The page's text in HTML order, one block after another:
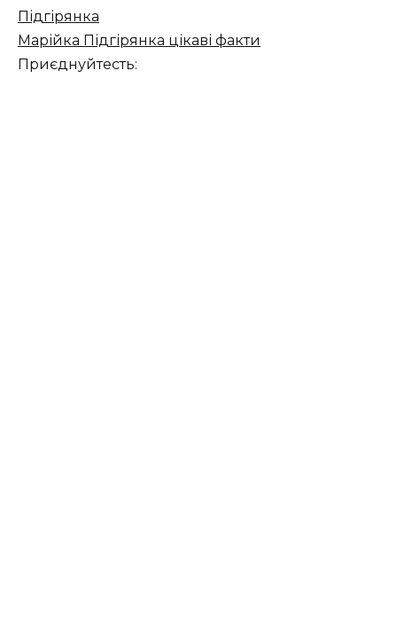
Підгірянка
Марійка Підгірянка цікаві факти
Приєднуйтесть: